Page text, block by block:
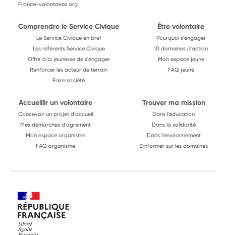
France-volontaires.org
Comprendre le Service Civique
Le Service Civique en bref
Les référents Service Civique
Offrir à la jeunesse de s'engager
Renforcer les acteur de terrain
Faire société
Être volontaire
Pourquoi s'engager
10 domaines d'action
Mon espace jeune
FAQ jeune
Accueillir un volontaire
Concevoir un projet d'accueil
Mes démarches d'agrément
Mon espace organisme
FAQ organisme
Trouver ma mission
Dans l'éducation
Dans la solidarité
Dans l'environnement
S'informer sur les domaines